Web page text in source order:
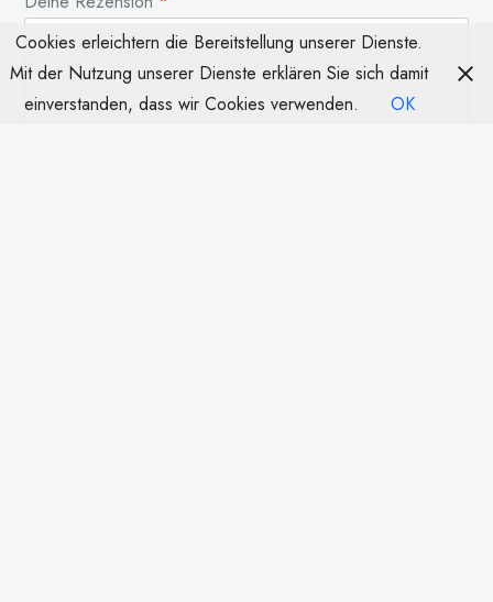
Cookies erleichtern die Bereitstellung unserer Dienste.
Mit der Nutzung unserer Dienste erklären Sie sich damit
einverstanden, dass wir Cookies verwenden.
OK